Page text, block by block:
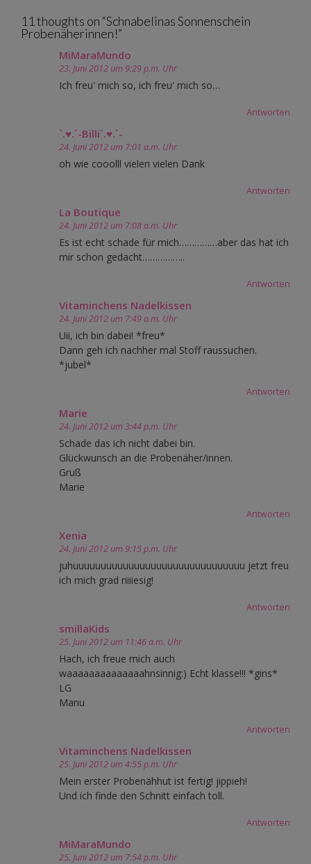
11 thoughts on “Schnabelinas Sonnenschein
Probenäherinnen!”
MiMaraMundo
23. Juni 2012 um 9:29 p.m. Uhr
Ich freu' mich so, ich freu' mich so…
Antworten
`.♥.´-Billi`.♥.´-
24. Juni 2012 um 7:01 a.m. Uhr
oh wie cooolll vielen vielen Dank
Antworten
La Boutique
24. Juni 2012 um 7:08 a.m. Uhr
Es ist echt schade für mich……………aber das hat ich
mir schon gedacht……………..
Antworten
Vitaminchens Nadelkissen
24. Juni 2012 um 7:49 a.m. Uhr
Uii, ich bin dabei! *freu*
Dann geh ich nachher mal Stoff raussuchen.
*jubel*
Antworten
Marie
24. Juni 2012 um 3:44 p.m. Uhr
Schade das ich nicht dabei bin.
Glückwunsch an die Probenäher/innen.
Gruß
Marie
Antworten
Xenia
24. Juni 2012 um 9:15 p.m. Uhr
juhuuuuuuuuuuuuuuuuuuuuuuuuuuuuuuu jetzt freu
ich mich grad riiiiesig!
Antworten
smillaKids
25. Juni 2012 um 11:46 a.m. Uhr
Hach, ich freue mich auch
waaaaaaaaaaaaaahnsinnig:) Echt klasse!!! *gins*
LG
Manu
Antworten
Vitaminchens Nadelkissen
25. Juni 2012 um 4:55 p.m. Uhr
Mein erster Probenähhut ist fertig! jippieh!
Und ich finde den Schnitt einfach toll.
Antworten
MiMaraMundo
25. Juni 2012 um 7:54 p.m. Uhr